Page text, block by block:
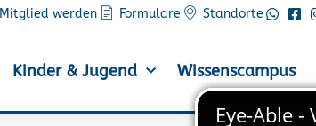
Mitglied werden Formulare Standorte
Kinder & Jugend Wissenscampus